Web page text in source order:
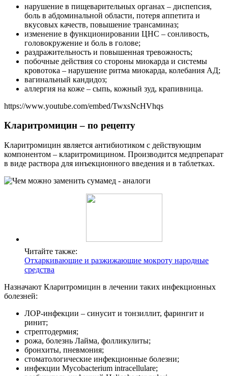
нарушение в пищеварительных органах – диспепсия,
боль в абдоминальной области, потеря аппетита и
вкусовых качеств, повышение трансаминаз;
изменение в функционировании ЦНС – сонливость,
головокружение и боль в голове;
раздражительность и повышенная тревожность;
побочные действия со стороны миокарда и системы
кровотока – нарушение ритма миокарда, колебания АД;
вагинальный кандидоз;
аллергия на коже – сыпь, кожный зуд, крапивница.
https://www.youtube.com/embed/TwxsNcHVhqs
Кларитромицин – по рецепту
Кларитромицин является антибиотиком с действующим
компонентом – кларитромицином. Производится медпрепарат
в виде раствора для инъекционного введения и в таблетках.
Читайте также:
Отхаркивающие и разжижающие мокроту народные
средства
Назначают Кларитромицин в лечении таких инфекционных
болезней:
ЛОР-инфекции – синусит и тонзиллит, фарингит и
ринит;
стрептодермия;
рожа, болезнь Лайма, фолликулиты;
бронхиты, пневмония;
стоматологические инфекционные болезни;
инфекции Mycobacterium intracellulare;